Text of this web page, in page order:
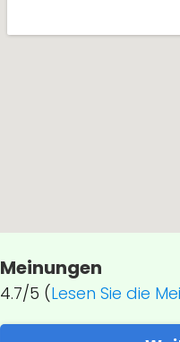
Meinungen
4.7/5 (Lesen Sie die